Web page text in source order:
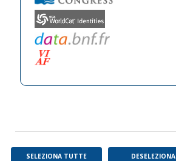
SELEZIONA TUTTE DESELEZIONA